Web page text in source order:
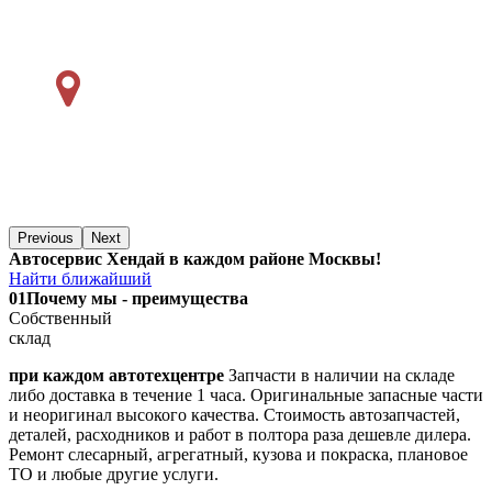
Previous Next
Автосервис Хендай в каждом районе Москвы!
Найти ближайший
01Почему мы - преимущества
Собственный
склад
при каждом автотехцентре Запчасти в наличии на складе
либо доставка в течение 1 часа. Оригинальные запасные части
и неоригинал высокого качества. Стоимость автозапчастей,
деталей, расходников и работ в полтора раза дешевле дилера.
Ремонт слесарный, агрегатный, кузова и покраска, плановое
ТО и любые другие услуги.